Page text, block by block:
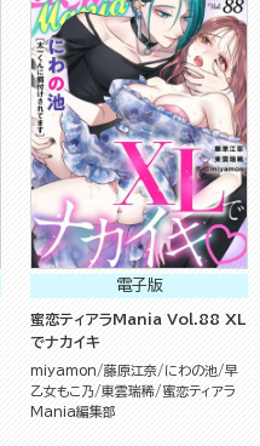
電子版
蜜恋ティアラMania Vol.88 XL
でナカイキ
miyamon 藤原江奈 にわの池
早
乙女もこ乃 東雲瑞稀
蜜恋ティアラ
Mania編集部